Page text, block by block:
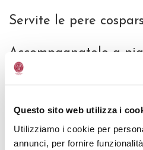
Questo sito web utilizza i
Utilizziamo i cookie per
annunci, per fornire
Servite le pere
Accompagnatele a
panna montata.
dell’Emilia-Romagna n.